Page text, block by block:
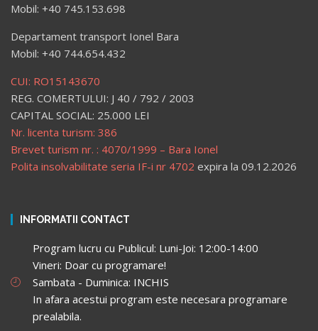
Mobil: +40 745.153.698
Departament transport Ionel Bara
Mobil: +40 744.654.432
CUI: RO15143670
REG. COMERTULUI: J 40 / 792 / 2003
CAPITAL SOCIAL: 25.000 LEI
Nr. licenta turism: 386
Brevet turism nr. : 4070/1999 – Bara Ionel
Polita insolvabilitate seria IF-i nr 4702 expira la 09.12.2026
INFORMATII CONTACT
Program lucru cu Publicul: Luni-Joi: 12:00-14:00
Vineri: Doar cu programare!
Sambata - Duminica: INCHIS
In afara acestui program este necesara programare
prealabila.